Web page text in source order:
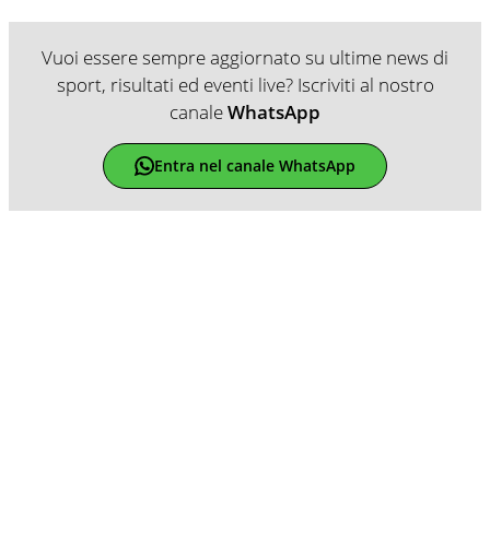
Vuoi essere sempre aggiornato su ultime news di
sport, risultati ed eventi live? Iscriviti al nostro
canaleWhatsApp
Entra nel canale WhatsApp